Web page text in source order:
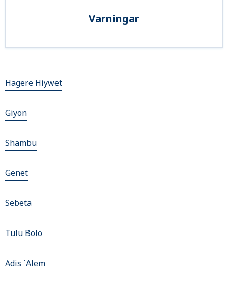
Varningar
Hagere Hiywet
Giyon
Shambu
Genet
Sebeta
Tulu Bolo
Adis `Alem